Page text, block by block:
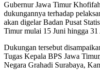
Gubernur Jawa Timur
dukungannya terhadap
akan digelar Badan Pusat
Timur mulai 15 Juni hingga 31
Dukungan tersebut
Tugas Kepala BPS Jawa
Negara Grahadi Surabaya,